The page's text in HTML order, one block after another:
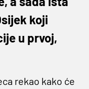
koji
u prvoj,
rekao kako će